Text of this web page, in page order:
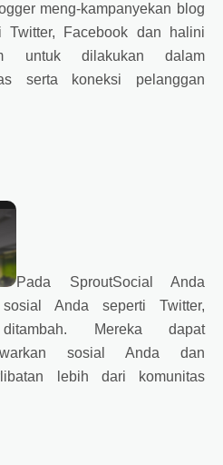
meng-kampanyekan blog
Facebook dan halini
untuk dilakukan dalam
serta koneksi pelanggan
Pada SproutSocial Anda
Anda seperti Twitter,
Mereka dapat
sosial Anda dan
lebih dari komunitas